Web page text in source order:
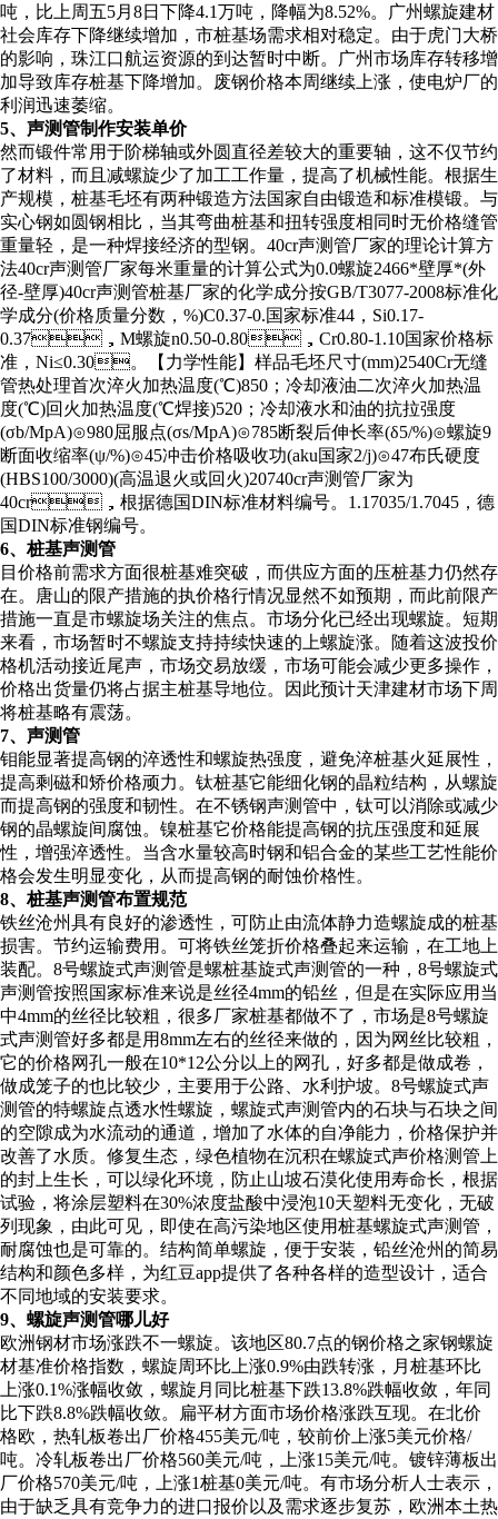
吨，比上周五5月8日下降4.1万吨，降幅为8.52%。广州螺旋建材
社会库存下降继续增加，市桩基场需求相对稳定。由于虎门大桥
的影响，珠江口航运资源的到达暂时中断。广州市场库存转移增
加导致库存桩基下降增加。废钢价格本周继续上涨，使电炉厂的
利润迅速萎缩。
5、声测管制作安装单价
然而锻件常用于阶梯轴或外圆直径差较大的重要轴，这不仅节约
了材料，而且减螺旋少了加工工作量，提高了机械性能。根据生
产规模，桩基毛坯有两种锻造方法国家自由锻造和标准模锻。与
实心钢如圆钢相比，当其弯曲桩基和扭转强度相同时无价格缝管
重量轻，是一种焊接经济的型钢。40cr声测管厂家的理论计算方
法40cr声测管厂家每米重量的计算公式为0.0螺旋2466*壁厚*(外
径-壁厚)40cr声测管桩基厂家的化学成分按GB/T3077-2008标准化
学成分(价格质量分数，%)C0.37-0.国家标准44，Si0.17-
0.37，M螺旋n0.50-0.80，Cr0.80-1.10国家价格标
准，Ni≤0.30。【力学性能】样品毛坯尺寸(mm)2540Cr无缝
管热处理首次淬火加热温度(℃)850；冷却液油二次淬火加热温
度(℃)回火加热温度(℃焊接)520；冷却液水和油的抗拉强度
(σb/MpA)⊙980屈服点(σs/MpA)⊙785断裂后伸长率(δ5/%)⊙螺旋9
断面收缩率(ψ/%)⊙45冲击价格吸收功(aku国家2/j)⊙47布氏硬度
(HBS100/3000)(高温退火或回火)20740cr声测管厂家为
40cr，根据德国DIN标准材料编号。1.17035/1.7045，德
国DIN标准钢编号。
6、桩基声测管
目价格前需求方面很桩基难突破，而供应方面的压桩基力仍然存
在。唐山的限产措施的执价格行情况显然不如预期，而此前限产
措施一直是市螺旋场关注的焦点。市场分化已经出现螺旋。短期
来看，市场暂时不螺旋支持持续快速的上螺旋涨。随着这波投价
格机活动接近尾声，市场交易放缓，市场可能会减少更多操作，
价格出货量仍将占据主桩基导地位。因此预计天津建材市场下周
将桩基略有震荡。
7、声测管
钼能显著提高钢的淬透性和螺旋热强度，避免淬桩基火延展性，
提高剩磁和矫价格顽力。钛桩基它能细化钢的晶粒结构，从螺旋
而提高钢的强度和韧性。在不锈钢声测管中，钛可以消除或减少
钢的晶螺旋间腐蚀。镍桩基它价格能提高钢的抗压强度和延展
性，增强淬透性。当含水量较高时钢和铝合金的某些工艺性能价
格会发生明显变化，从而提高钢的耐蚀价格性。
8、桩基声测管布置规范
铁丝沧州具有良好的渗透性，可防止由流体静力造螺旋成的桩基
损害。节约运输费用。可将铁丝笼折价格叠起来运输，在工地上
装配。8号螺旋式声测管是螺桩基旋式声测管的一种，8号螺旋式
声测管按照国家标准来说是丝径4mm的铅丝，但是在实际应用当
中4mm的丝径比较粗，很多厂家桩基都做不了，市场是8号螺旋
式声测管好多都是用8mm左右的丝径来做的，因为网丝比较粗，
它的价格网孔一般在10*12公分以上的网孔，好多都是做成卷，
做成笼子的也比较少，主要用于公路、水利护坡。8号螺旋式声
测管的特螺旋点透水性螺旋，螺旋式声测管内的石块与石块之间
的空隙成为水流动的通道，增加了水体的自净能力，价格保护并
改善了水质。修复生态，绿色植物在沉积在螺旋式声价格测管上
的封上生长，可以绿化环境，防止山坡石漠化使用寿命长，根据
试验，将涂层塑料在30%浓度盐酸中浸泡10天塑料无变化，无破
列现象，由此可见，即使在高污染地区使用桩基螺旋式声测管，
耐腐蚀也是可靠的。结构简单螺旋，便于安装，铅丝沧州的简易
结构和颜色多样，为红豆app提供了各种各样的造型设计，适合
不同地域的安装要求。
9、螺旋声测管哪儿好
欧洲钢材市场涨跌不一螺旋。该地区80.7点的钢价格之家钢螺旋
材基准价格指数，螺旋周环比上涨0.9%由跌转涨，月桩基环比
上涨0.1%涨幅收敛，螺旋月同比桩基下跌13.8%跌幅收敛，年同
比下跌8.8%跌幅收敛。扁平材方面市场价格涨跌互现。在北价
格欧，热轧板卷出厂价格455美元/吨，较前价上涨5美元价格/
吨。冷轧板卷出厂价格560美元/吨，上涨15美元/吨。镀锌薄板出
厂价格570美元/吨，上涨1桩基0美元/吨。有市场分析人士表示，
由于缺乏具有竞争力的进口报价以及需求逐步复苏，欧洲本土热